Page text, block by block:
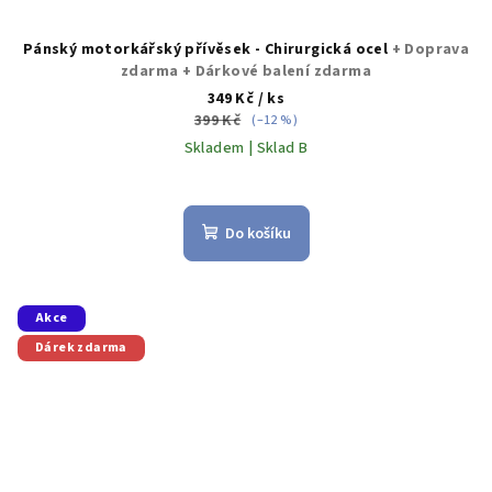
Pánský motorkářský přívěsek - Chirurgická ocel + Doprava
zdarma + Dárkové balení zdarma
349 Kč / ks
399 Kč (–12 %)
Skladem | Sklad B
Do košíku
Akce
Dárek zdarma